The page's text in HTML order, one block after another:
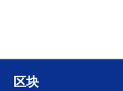
区块